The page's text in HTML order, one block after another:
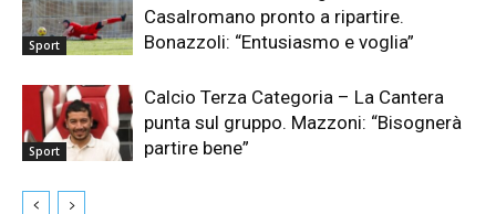
Sport
Casalromano pronto a ripartire.
Bonazzoli: “Entusiasmo e voglia”
Sport
Calcio Terza Categoria – La Cantera
punta sul gruppo. Mazzoni: “Bisognerà
partire bene”